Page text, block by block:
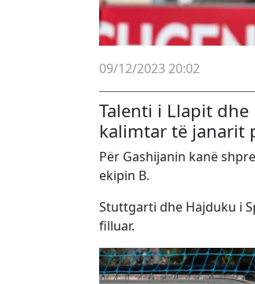
09/12/2023 20:02
Talenti i Llapit
kalimtar të janarit
Për Gashijanin kanë
ekipin B.
Stuttgarti dhe Hajduku i
filluar.